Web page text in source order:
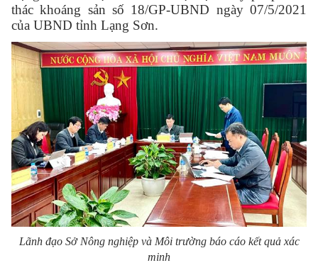
thác khoáng sản số 18/GP-UBND ngày 07/5/2021
của UBND tỉnh Lạng Sơn.
Lãnh đạo Sở Nông nghiệp và Môi trường báo cáo kết quả xác
minh